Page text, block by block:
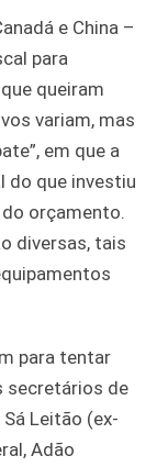
e China –
para
queiram
variam, mas
em que a
do que investiu
orçamento.
diversas, tais
para tentar
secretários de
Leitão (ex-
Adão